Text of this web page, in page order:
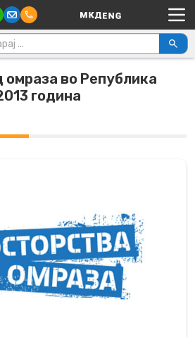
Main Navigation
за:
омраза во Република
година